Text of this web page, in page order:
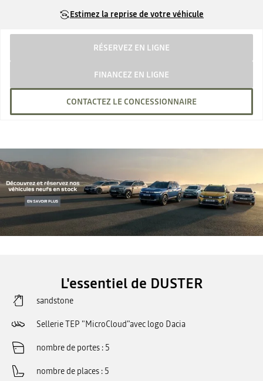
Estimez la reprise de votre véhicule
RÉSERVEZ EN LIGNE
FINANCEZ EN LIGNE
CONTACTEZ LE CONCESSIONNAIRE
L'essentiel de DUSTER
sandstone
Sellerie TEP "MicroCloud"avec logo Dacia
nombre de portes 5
nombre de places 5